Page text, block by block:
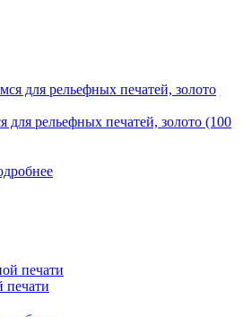
рельефных печатей, золото (100
печати